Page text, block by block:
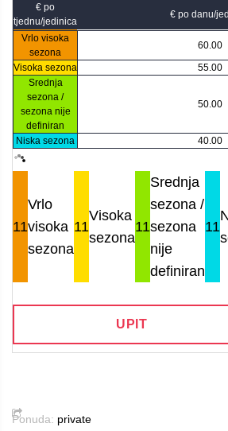
€ po
tjednu/jedinica
€ po danu/
Vrlo visoka
sezona
60.00
Visoka sezona
55.00
Srednja
sezona /
sezona nije
definiran
50.00
Niska sezona 40.00
11
Vrlo
visoka
sezona
11
Visoka
sezona
11
Srednja
sezona /
sezona
nije
definiran
11
UPIT
Ponuda: private